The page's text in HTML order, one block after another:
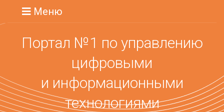
Меню
Портал №1 по управлению
цифровыми
и информационными
технологиями